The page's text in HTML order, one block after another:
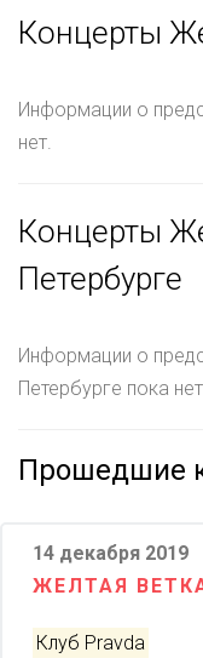
Концерты
Информации о
нет.
Концерты
Петербурге
Информации о
Петербурге пока нет.
Прошедшие
14 декабря 2019
ЖЕЛТАЯ
Клуб Pravda